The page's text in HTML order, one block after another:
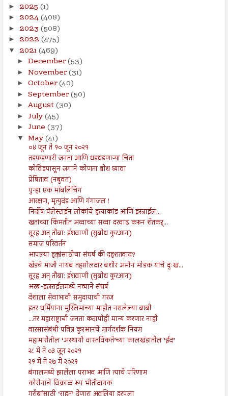
► 2025 (1)
► 2024(408)
► 2023 (508)
► 2022 (475)
▼ 2021(469)
► December(53)
► November(31)
► October(40)
► September(50)
► August(30)
► July(45)
► June (37)
▼ May(41)
०४ जून ते १० जून २०२१
तडफडणारी जनता आणि धडधडणाऱ्या चिता
कोविडपासून जगाने कोणता बोध घ्यावा
प्रेषितत्व (नबुवत)
पुन्हा एक मॉबलिंचिंग
आरक्षण, मृत्युदंड आणि गंगाजल !
निर्दोष पॅलेस्टाईन लोकांचे हत्याकांड आणि इस्त्राईल...
खतांच्या किंमतीत अव्वाच्या सव्वा दरवाढ करून शेतकऱ्...
सूरह अत् तौबा: ईशवाणी (सुबोध कुरआन)
समाज परिवर्तन
आपल्या हक्कांसाठीचा संघर्ष की दहशतवाद?
खेडचे माजी नायब तहसीलदार बशीर अमीन मोडक यांचे दुःख...
सूरह अत् तौबा: ईशवाणी (सुबोध कुरआन)
अरब-इज़राईलमध्ये नव्याने संघर्ष
देशाला सेवाभावी समुदायाची गरज
इतर धर्मियांना मुस्लिमांच्या माहीत नसलेल्या बाबी
...तर महाराष्ट्राची जनता कदापीही मान्य करणार नाही
वारसासंबंधी पवित्र कुरआनचे मार्गदर्शक नियम
महामारीतील ‘अस्थायी वास्तविकते’च्या कालखंडातील ‘ईद’
२८ मे ते ०३ जून २०२१
२१ मे ते २७ मे २०२१
बंगालमध्ये झालेला पराभव आणि त्याचे परिणाम
कोरोनाचे विक्राळ रूप भीतीदायक